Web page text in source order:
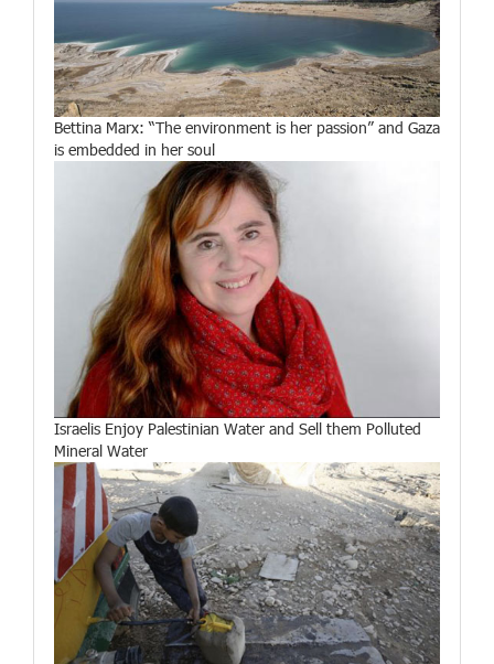
Bettina Marx: “The environment is her passion” and Gaza
is embedded in her soul
Israelis Enjoy Palestinian Water and Sell them Polluted
Mineral Water